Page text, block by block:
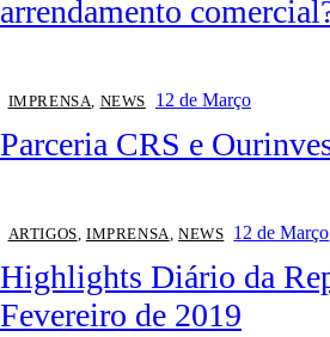
arrendamento
IMPRENSA NEWS 12 de Março
Parceria CRS e
ARTIGOS IMPRENSA NEWS 12 de Março
Highlights Diário da
Fevereiro de 2019